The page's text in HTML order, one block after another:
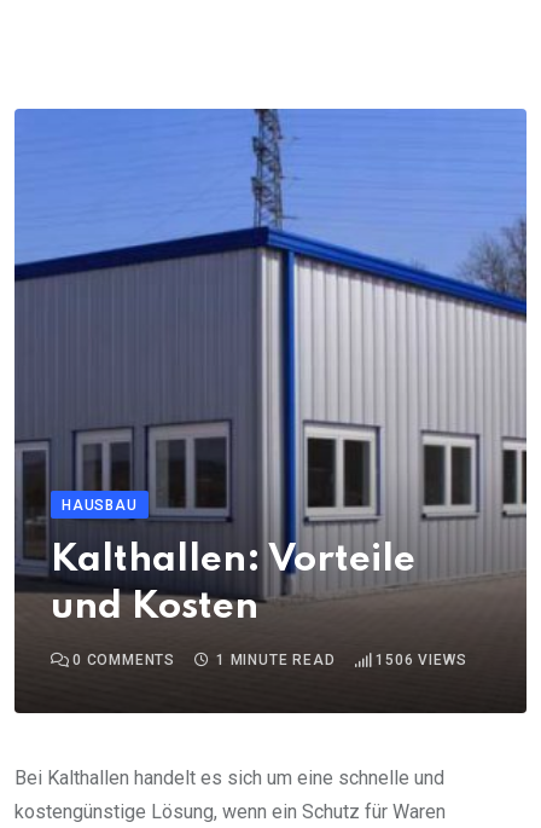
HAUSBAU
Kalthallen: Vorteile
und Kosten
0 COMMENTS 1 MINUTE READ 1506 VIEWS
Bei Kalthallen handelt es sich um eine schnelle und
kostengünstige Lösung, wenn ein Schutz für Waren